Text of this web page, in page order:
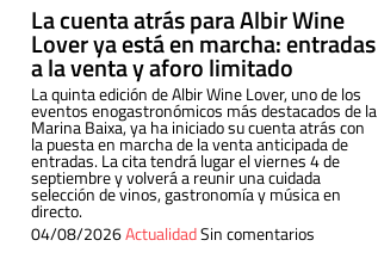
La cuenta atrás para Albir Wine
Lover ya está en marcha: entradas
a la venta y aforo limitado
La quinta edición de Albir Wine Lover, uno de los
eventos enogastronómicos más destacados de la
Marina Baixa, ya ha iniciado su cuenta atrás con
la puesta en marcha de la venta anticipada de
entradas. La cita tendrá lugar el viernes 4 de
septiembre y volverá a reunir una cuidada
selección de vinos, gastronomía y música en
directo.
04/08/2026ActualidadSin comentarios